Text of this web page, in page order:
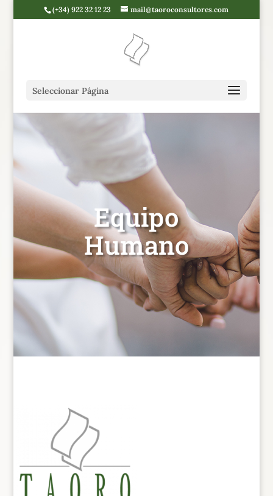
(+34) 922 32 12 23 mail@taoroconsultores.com
Seleccionar Página
Equipo
Humano